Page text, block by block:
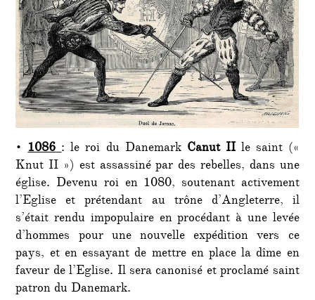
•1086 : le roi du Danemark Canut IIle saint («
Knut II ») est assassiné par des rebelles, dans une
église. Devenu roi en 1080, soutenant activement
l’Eglise et prétendant au trône d’Angleterre, il
s’était rendu impopulaire en procédant à une levée
d’hommes pour une nouvelle expédition vers ce
pays, et en essayant de mettre en place la dîme en
faveur de l’Eglise. Il sera canonisé et proclamé saint
patron du Danemark.